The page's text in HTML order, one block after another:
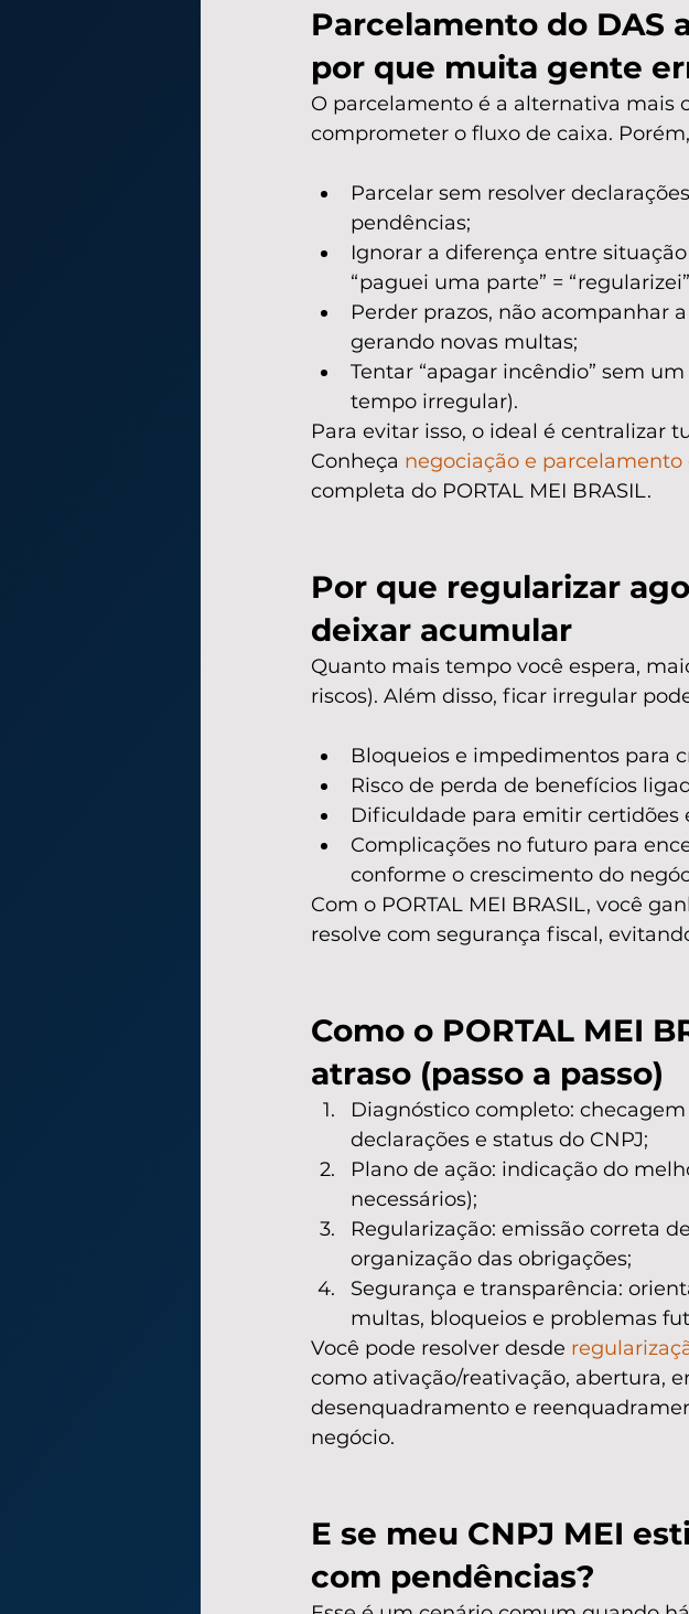
Parcelamento do DAS
por que muita gente
O parcelamento é a alternativa
comprometer o fluxo de caixa.
Parcelar sem resolver
pendências;
Ignorar a diferença entre
“paguei uma parte” =
Perder prazos, não acompanhar
gerando novas multas;
Tentar “apagar incêndio” sem
tempo irregular).
Para evitar isso, o ideal é centralizar
Conheça negociação e parcelamento
completa do PORTAL MEI BRASIL.
Por que regularizar
deixar acumular
Quanto mais tempo você espera,
riscos). Além disso, ficar irregular
Bloqueios e impedimentos para
Risco de perda de benefícios
Dificuldade para emitir certidões
Complicações no futuro para
conforme o crescimento do
Com o PORTAL MEI BRASIL, você
resolve com segurança fiscal,
Como o PORTAL MEI
atraso (passo a passo)
Diagnóstico completo:
declarações e status do CNPJ;
Plano de ação: indicação do
necessários);
Regularização: emissão correta
organização das obrigações;
Segurança e transparência:
multas, bloqueios e problemas
Você pode resolver desde
como ativação/reativação, abertura,
desenquadramento e
negócio.
E se meu CNPJ MEI
com pendências?